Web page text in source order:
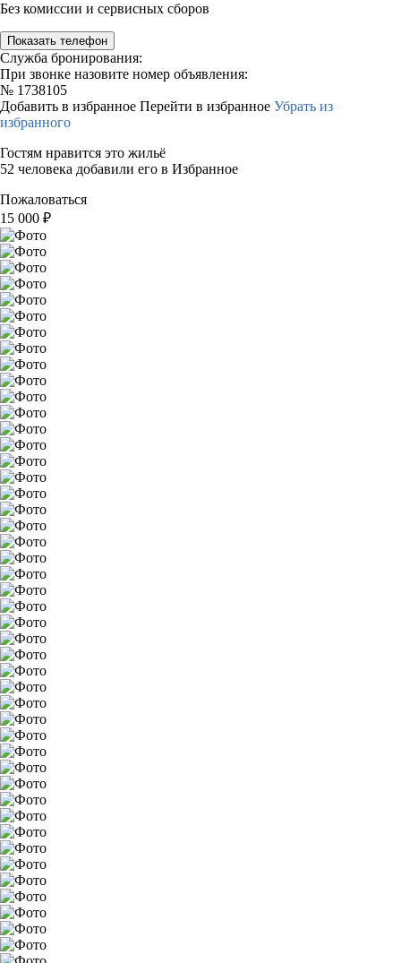
Без комиссии и сервисных сборов
Показать телефон
Служба бронирования:
При звонке назовите номер объявления:
№ 1738105
Добавить в избранное Перейти в избранное Убрать из
избранного
Гостям нравится это жильё
52 человека добавили его в Избранное
Пожаловаться
15 000 ₽